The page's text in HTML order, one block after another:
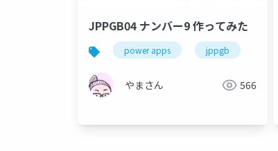
JPPGB04 ナンバー9 作ってみた
power apps jppgb
やまさん 566